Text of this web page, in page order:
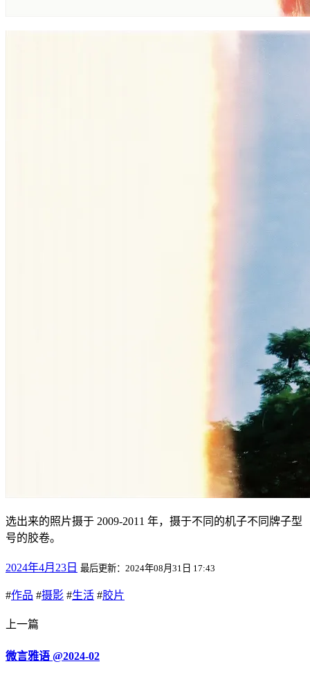
选出来的照片摄于 2009-2011 年，摄于不同的机子不同牌子型
号的胶卷。
2024年4月23日 最后更新：2024年08月31日 17:43
#作品 #摄影 #生活 #胶片
上一篇
微言雅语 @2024-02